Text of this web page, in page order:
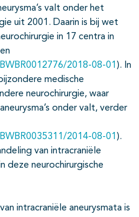
valt onder het
uit 2001. Daarin is bij wet
in 17 centra in
2018-08-01 ). In
medische
neurochirurgie, waar
onder valt, verder
2014-08-01 ).
van intracraniële
deze neurochirurgische
intracraniële aneurysmata is